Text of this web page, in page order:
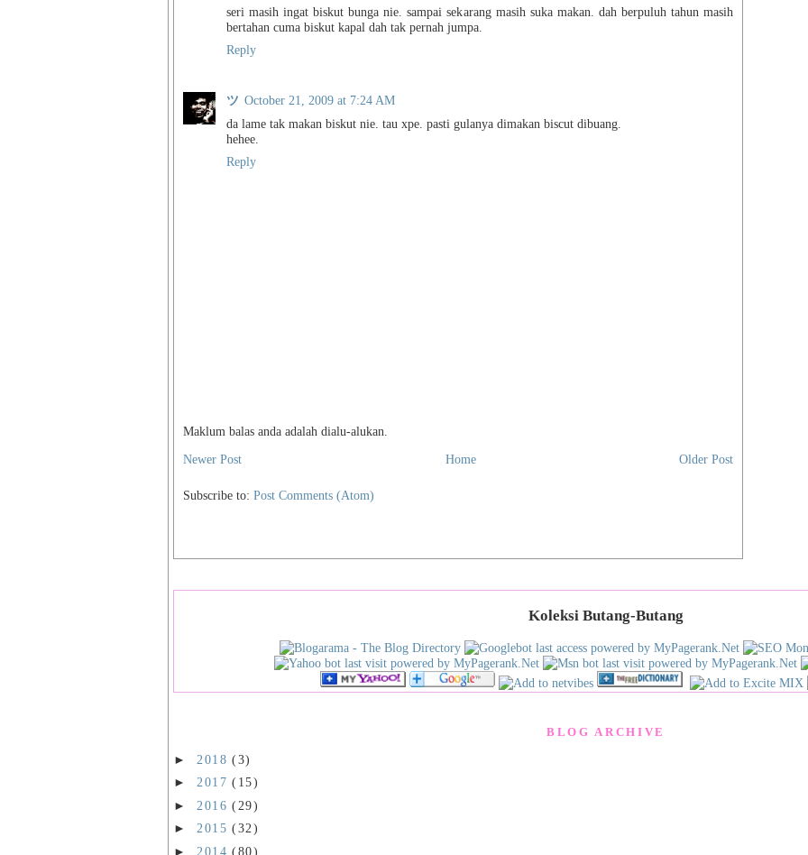
seri masih ingat biskut bunga nie. sampai sekarang masih suka makan. dah berpuluh tahun masih
bertahan cuma biskut kapal dah tak pernah jumpa.
Reply
ツ October 21, 2009 at 7:24 AM
da lame tak makan biskut nie. tau xpe. pasti gulanya dimakan biscut dibuang.
hehee.
Reply
Maklum balas anda adalah dialu-alukan.
Newer Post
Older Post
Home
Subscribe to: Post Comments (Atom)
Koleksi Butang-Butang
BLOG ARCHIVE
► 2018(3)
► 2017(15)
► 2016(29)
► 2015(32)
► 2014(80)